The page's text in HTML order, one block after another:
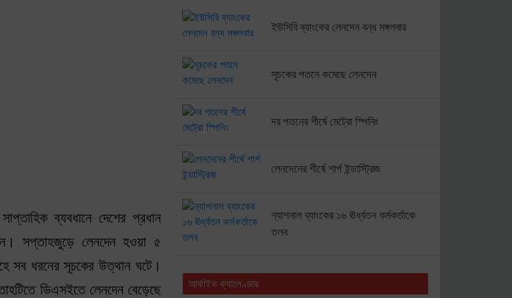
ব্যবধানে দেশের প্রধান
সপ্তাহজুড়ে লেনদেন হওয়া ৫
সব ধরনের সূচকের উত্থান ঘটে।
ডিএসইতে লেনদেন বেড়েছে
ইউসিবি ব্যাংকের লেনদেন বন্ধ মঙ্গলবার
সূচকের পতনে কমেছে লেনদেন
দর পতনের শীর্ষে মেট্রো স্পিনিং
লেনদেনের শীর্ষে শার্প ইন্ডাস্ট্রিজ
ন্যাশনাল ব্যাংকের ১৬ ঊর্ধ্বতন কর্মকর্তাকে
তলব
আর্কাইভ ক্যালেণ্ডার